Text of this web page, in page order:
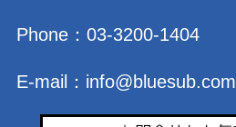
Phone： 03-3200-1404
E-mail： info@bluesub.com